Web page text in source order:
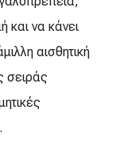
και να κάνει
αισθητική
σειράς